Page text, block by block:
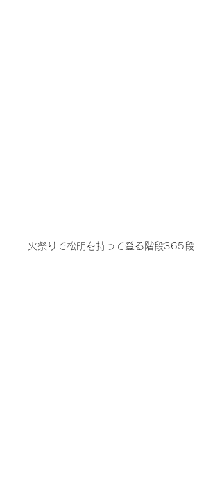
火祭りで松明を持って登る階段365段